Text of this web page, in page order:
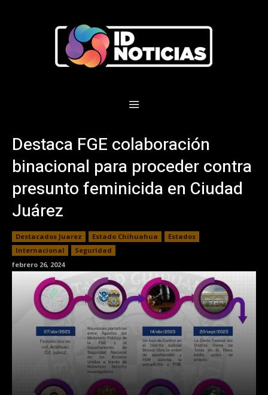
Destaca FGE colaboración
binacional para proceder contra
presunto feminicida en Ciudad
Juárez
Destacados Juarez Estado Chihuahua
Estados
Internacional
Seguridad
febrero 26, 2024